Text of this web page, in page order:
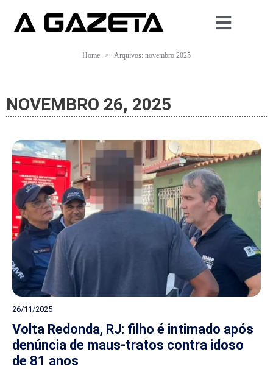
Home Arquivos: novembro 2025
NOVEMBRO 26, 2025
26/11/2025
Volta Redonda, RJ: filho é intimado após
denúncia de maus-tratos contra idoso
de 81 anos